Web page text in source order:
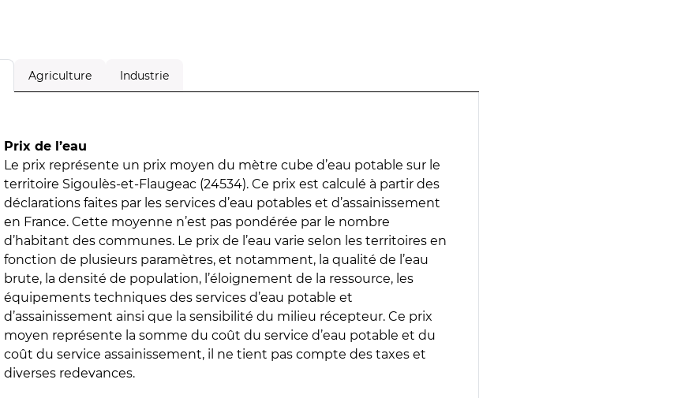
Agriculture Industrie
Prix de l’eau
Le prix représente un prix moyen du mètre cube d’eau potable sur le
territoire Sigoulès-et-Flaugeac (24534). Ce prix est calculé à partir des
déclarations faites par les services d’eau potables et d’assainissement
en France. Cette moyenne n’est pas pondérée par le nombre
d’habitant des communes. Le prix de l’eau varie selon les territoires en
fonction de plusieurs paramètres, et notamment, la qualité de l’eau
brute, la densité de population, l’éloignement de la ressource, les
équipements techniques des services d’eau potable et
d’assainissement ainsi que la sensibilité du milieu récepteur. Ce prix
moyen représente la somme du coût du service d’eau potable et du
coût du service assainissement, il ne tient pas compte des taxes et
diverses redevances.